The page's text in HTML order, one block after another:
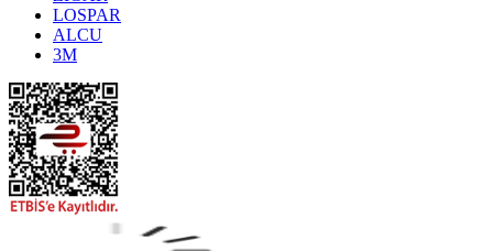
LOSPAR
ALCU
3M